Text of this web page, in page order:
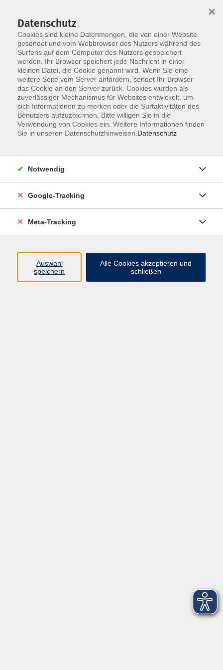
Skip to main content
Russisch
zurück zu Weitere Sprachen
Kurse nach Themen
B 1 Mittelstufe 2
1
Ergebnisse filtern
Datenschutz
Cookies sind kleine Datenmengen, die von einer Website
gesendet und vom Webbrowser des Nutzers während des
Surfens auf dem Computer des Nutzers gespeichert
werden. Ihr Browser speichert jede Nachricht in einer
kleinen Datei, die Cookie genannt wird. Wenn Sie eine
weitere Seite vom Server anfordern, sendet Ihr Browser
das Cookie an den Server zurück. Cookies wurden als
zuverlässiger Mechanismus für Websites entwickelt, um
sich Informationen zu merken oder die Surfaktivitäten des
Benutzers aufzuzeichnen. Bitte willigen Sie in die
Verwendung von Cookies ein. Weitere Informationen finden
Sie in unseren Datenschutzhinweisen. Datenschutz
×
Notwendig
Google-Tracking
Meta-Tracking
Auswahl
speichern
Alle Cookies akzeptieren und
schließen